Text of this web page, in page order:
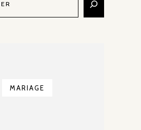
MARIAGE